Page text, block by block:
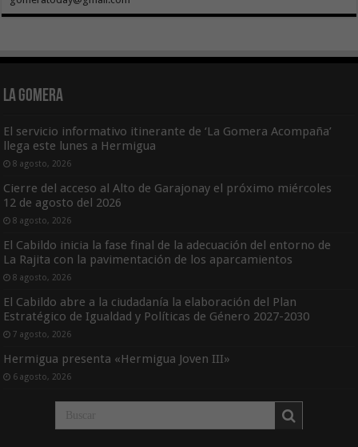
La Gomera
El servicio informativo itinerante de ‘La Gomera Acompaña’
llega este lunes a Hermigua
8 agosto, 2026
Cierre del acceso al Alto de Garajonay el próximo miércoles
12 de agosto del 2026
8 agosto, 2026
El Cabildo inicia la fase final de la adecuación del entorno de
La Rajita con la pavimentación de los aparcamientos
8 agosto, 2026
El Cabildo abre a la ciudadanía la elaboración del Plan
Estratégico de Igualdad y Políticas de Género 2027-2030
7 agosto, 2026
Hermigua presenta «Hermigua Joven III»
6 agosto, 2026